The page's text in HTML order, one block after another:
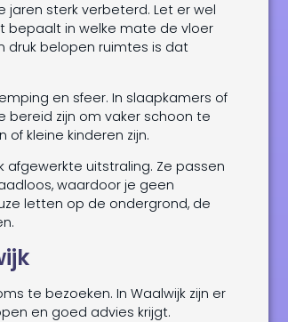
jaren sterk verbeterd. Let er wel
bepaalt in welke mate de vloer
druk belopen ruimtes is dat
en sfeer. In slaapkamers of
bereid zijn om vaker schoon te
kleine kinderen zijn.
uitstraling. Ze passen
waardoor je geen
letten op de ondergrond, de
te bezoeken. In Waalwijk zijn er
en goed advies krijgt.